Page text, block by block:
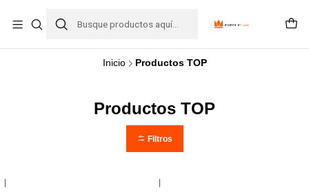
Inicio Productos TOP
Productos TOP
Filtros
| |